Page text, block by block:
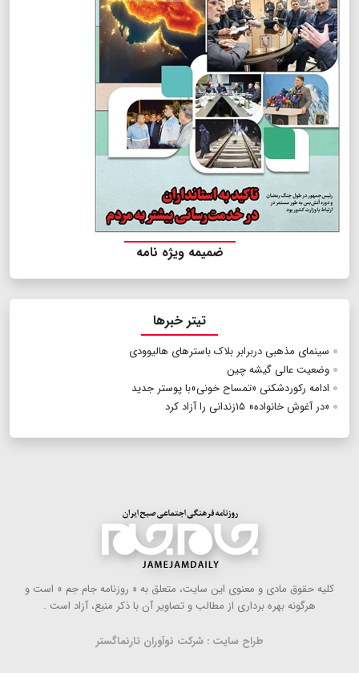
ضمیمه ویژه نامه
تیتر خبرها
سینمای مذهبی دربرابر بلاک باسترهای هالیوودی
وضعیت عالی گیشه چین
ادامه رکوردشکنی «تمساح خونی»با پوستر جدید
«در آغوش خانواده» ۱۵زندانی را آزاد کرد
كلیه حقوق مادی و معنوی این سایت، متعلق به « روزنامه جام جم » است و
هرگونه بهره ‌برداری از مطالب و تصاویر آن با ذكر منبع، آزاد است .
طراح سایت : شرکت نوآوران تارنماگستر